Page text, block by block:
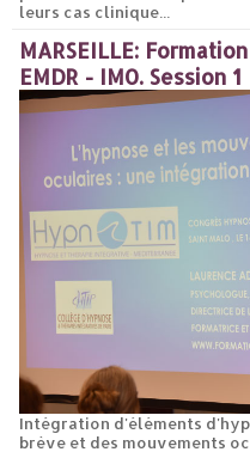
leurs cas clinique...
MARSEILLE:
EMDR - IMO. Session 1
Intégration d'éléments
brève et des mouvements